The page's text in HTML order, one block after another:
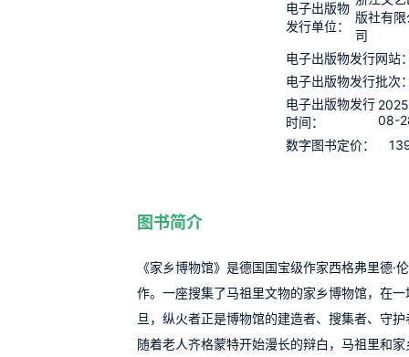
电子出版物
发行单位：
版社有
司
电子出版物发行网站
电子出版物发行批次
电子出版物发行
时间：
08-
数字图书定价：
图书简介
《家乡博物馆》是德国国宝级作家西格弗里德·
作。一座搜集了马祖里文物的家乡博物馆，在
旦，纵火者正是博物馆的建造者、搜集者、守护
随着老人齐格蒙特开始漫长的辩白，马祖里和